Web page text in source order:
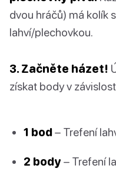
dvou hráčů) má kolík
lahví/plechovkou.
3. Začněte házet!
získat body v
1 bod– Trefení
2 body – Trefení